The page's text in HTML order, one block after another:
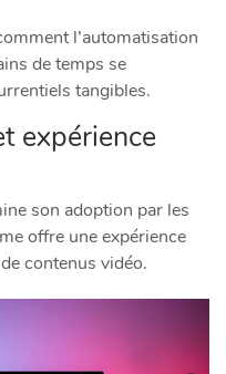
l’automatisation
de temps se
tangibles.
expérience
son adoption par les
offre une expérience
contenus vidéo.